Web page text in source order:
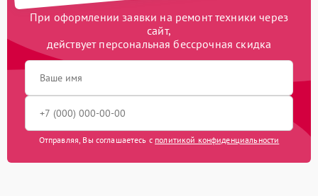
При оформлении заявки на ремонт техники через
сайт,
действует персональная бессрочная скидка
Отправляя, Вы соглашаетесь с политикой конфиденциальности